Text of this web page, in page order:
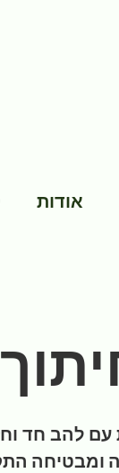
אודות
עם להב חד
ומבטיחה